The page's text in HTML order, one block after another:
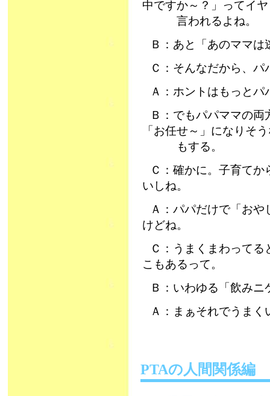
中ですか～？」ってイ
言われるよね。
Ｂ：あと「あのママ
Ｃ：そんなだから、
Ａ：ホントはもっと
Ｂ：でもパパママの
「お任せ～」になりそ
もする。
Ｃ：確かに。子育て
いしね。
Ａ：パパだけで「お
けどね。
Ｃ：うまくまわって
こもあるって。
Ｂ：いわゆる「飲み
Ａ：まぁそれでうま
PTAの人間関係